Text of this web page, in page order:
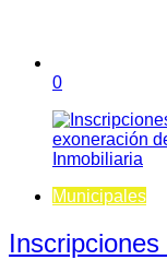
0
Municipales